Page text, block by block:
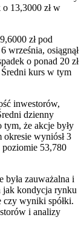
o 13,3000 zł w
zł pod
września, osiągnął
o ponad 20 zł
kurs w tym
inwestorów,
dzienny
że akcje były
wyniósł 3
poziomie 53,780
była zauważalna i
jak kondycja rynku
czy wyniki spółki.
i analizy